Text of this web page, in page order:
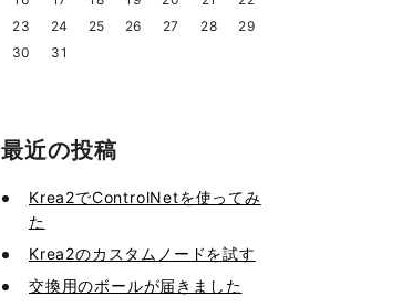
23
24 25 26 27 28
29
30
31
最近の投稿
Krea2でControlNetを使ってみ
た
Krea2のカスタムノードを試す
交換用のボールが届きました